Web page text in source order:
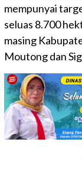
mempunyai
seluas 8.700
masing
Moutong dan